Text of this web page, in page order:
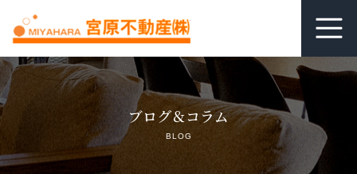
ホーム
借りる
ブログ＆コラム
BLOG